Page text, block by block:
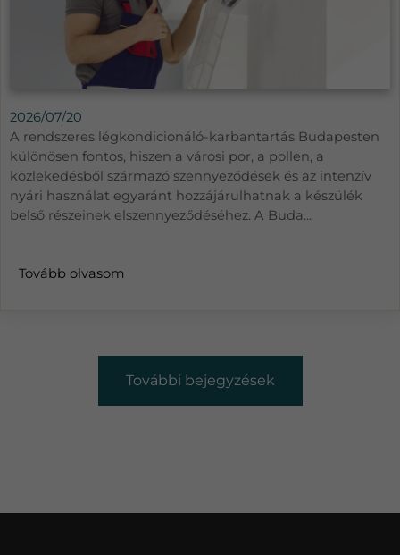
2026/07/20
A rendszeres légkondicionáló-karbantartás Budapesten
különösen fontos, hiszen a városi por, a pollen, a
közlekedésből származó szennyeződések és az intenzív
nyári használat egyaránt hozzájárulhatnak a készülék
belső részeinek elszennyeződéséhez. A Buda...
Tovább olvasom
További bejegyzések